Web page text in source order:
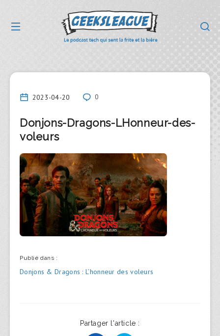
2023-04-20 0
Donjons-Dragons-LHonneur-des-
voleurs
Publié dans :
Navigation
Donjons & Dragons : L’honneur des voleurs
Partager l'article :